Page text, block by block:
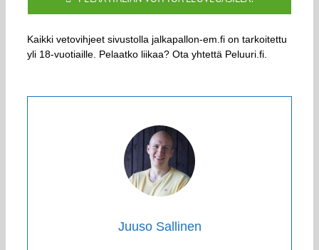
Kaikki vetovihjeet sivustolla jalkapallon-em.fi on tarkoitettu
yli 18-vuotiaille. Pelaatko liikaa? Ota yhtettä Peluuri.fi.
Juuso Sallinen